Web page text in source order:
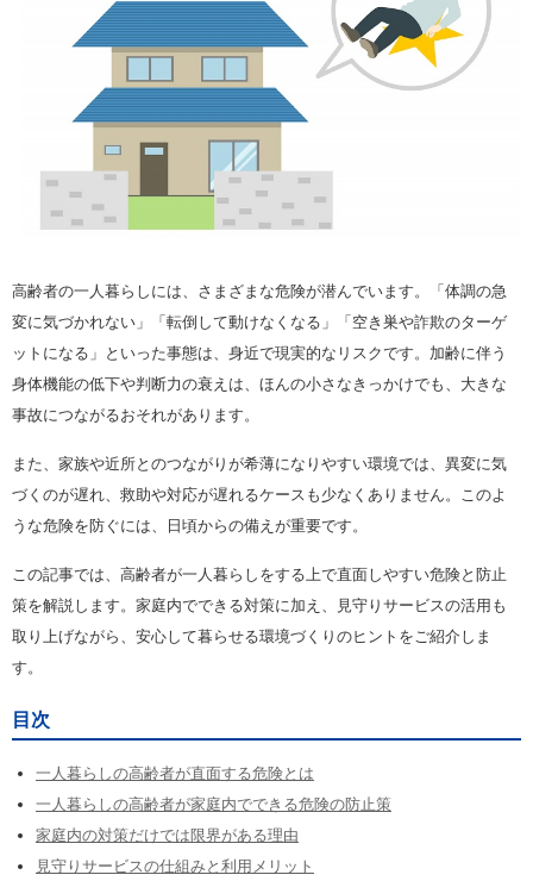
高齢者の一人暮らしには、さまざまな危険が潜んでいます。「体調の急
変に気づかれない」「転倒して動けなくなる」「空き巣や詐欺のターゲ
ットになる」といった事態は、身近で現実的なリスクです。加齢に伴う
身体機能の低下や判断力の衰えは、ほんの小さなきっかけでも、大きな
事故につながるおそれがあります。
また、家族や近所とのつながりが希薄になりやすい環境では、異変に気
づくのが遅れ、救助や対応が遅れるケースも少なくありません。このよ
うな危険を防ぐには、日頃からの備えが重要です。
この記事では、高齢者が一人暮らしをする上で直面しやすい危険と防止
策を解説します。家庭内でできる対策に加え、見守りサービスの活用も
取り上げながら、安心して暮らせる環境づくりのヒントをご紹介しま
す。
目次
一人暮らしの高齢者が直面する危険とは
一人暮らしの高齢者が家庭内でできる危険の防止策
家庭内の対策だけでは限界がある理由
見守りサービスの仕組みと利用メリット